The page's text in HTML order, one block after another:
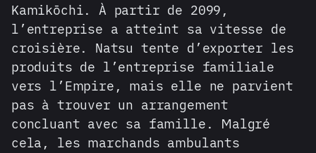
Kamikōchi. À partir de 2099,
l’entreprise a atteint sa vitesse de
croisière. Natsu tente d’exporter les
produits de l’entreprise familiale
vers l’Empire, mais elle ne parvient
pas à trouver un arrangement
concluant avec sa famille. Malgré
cela, les marchands ambulants